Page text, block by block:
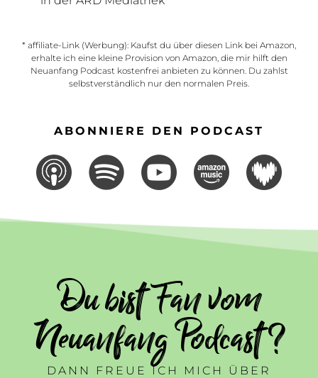
* affiliate-Link (Werbung): Kaufst du über diesen Link bei Amazon,
erhalte ich eine kleine Provision von Amazon, die mir hilft den
Neuanfang Podcast kostenfrei anbieten zu können. Du zahlst
selbstverständlich nur den normalen Preis.
ABONNIERE DEN PODCAST
Du bist Fan vom
Neuanfang Podcast ?
DANN FREUE ICH MICH ÜBER